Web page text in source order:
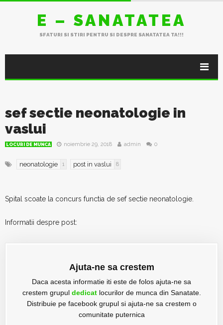
E – SANATATEA
SFATURI SI STIRI PENTRU SI DESPRE SANATATEA TA!!!
sef sectie neonatologie in
vaslui
LOCURI DE MUNCA noiembrie 29, 2018 admin 0
neonatologie 1 post in vaslui 8
Spital scoate la concurs functia de sef sectie neonatologie.
Informatii despre post:
Ajuta-ne sa crestem
Daca acesta informatie iti este de folos ajuta-ne sa
crestem grupul dedicatlocurilor de munca din Sanatate.
Distribuie pe facebook grupul si ajuta-ne sa crestem o
comunitate puternica